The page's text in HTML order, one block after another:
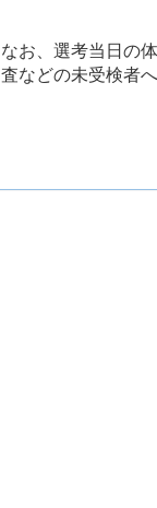
なお、選考当日の
査などの未受検者